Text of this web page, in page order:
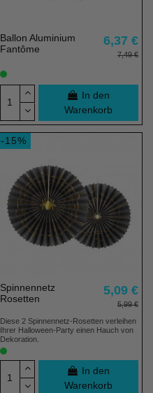
Ballon Aluminium
Fantôme
6,37 €
7,49 €
In den
Warenkorb
-15%
Spinnennetz
Rosetten
5,09 €
5,99 €
Diese 2 Spinnennetz-Rosetten verleihen
Ihrer Halloween-Party einen Hauch von
Dekoration.
In den
Warenkorb